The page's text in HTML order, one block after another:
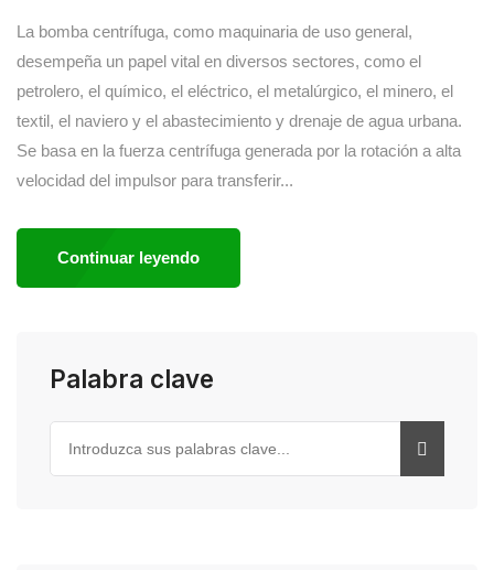
La bomba centrífuga, como maquinaria de uso general,
desempeña un papel vital en diversos sectores, como el
petrolero, el químico, el eléctrico, el metalúrgico, el minero, el
textil, el naviero y el abastecimiento y drenaje de agua urbana.
Se basa en la fuerza centrífuga generada por la rotación a alta
velocidad del impulsor para transferir...
Continuar leyendo
Palabra clave